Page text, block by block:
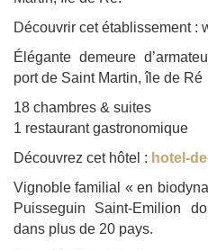
NOTRE
Découvrir cet établissement :
Élégante demeure
port de Saint Martin, île de Ré
18 chambres & suites
1 restaurant gastronomique
Découvrez cet hôtel : hotel-
Vignoble familial « en
Puisseguin Saint-Emilion
dans plus de 20 pays.